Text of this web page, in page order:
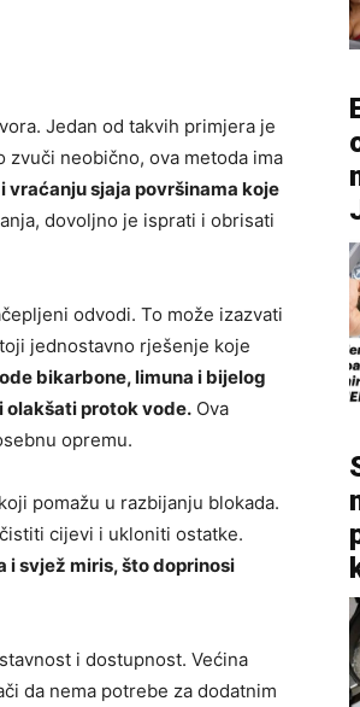
Jedan od takvih primjera je
zvuči neobično, ova metoda ima
vraćanju sjaja površinama koje
dovoljno je isprati i obrisati
odvodi. To može izazvati
jednostavno rješenje koje
bikarbone, limuna i bijelog
olakšati protok vode. Ova
opremu.
pomažu u razbijanju blokada.
cijevi i ukloniti ostatke.
i svjež miris, što doprinosi
i dostupnost. Većina
da nema potrebe za dodatnim